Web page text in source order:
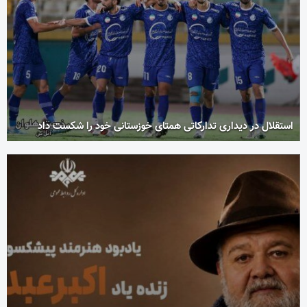
استقلال در دیداری تدارکاتی همتای خوزستانی خود را شکست داد